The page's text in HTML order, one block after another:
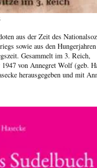
aus der Zeit des
sowie aus den
Gesammelt im 3. Reich,
von Annegret Wolf (geb.
herausgegeben und mit